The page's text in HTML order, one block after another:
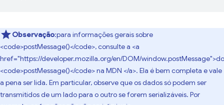
Observação:para informações gerais sobre
<code>postMessage()</code>, consulte a <a
href="https://developer.mozilla.org/en/DOM/
<code>postMessage()</code> na MDN </a>. Ela é bem completa e vale
a pena ser lida. Em particular, observe que os dados só podem ser
transmitidos de um lado para o outro se forem serializáveis. Por